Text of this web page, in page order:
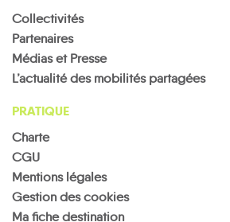
Collectivités
Partenaires
Médias et Presse
L’actualité des mobilités partagées
PRATIQUE
Charte
CGU
Mentions légales
Gestion des cookies
Ma fiche destination